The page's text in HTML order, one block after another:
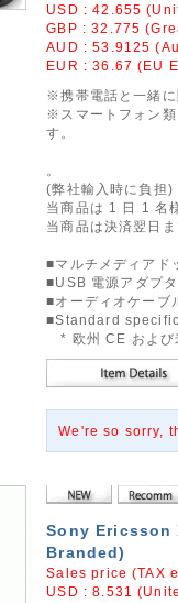
USD : 42.655
GBP : 32.775
AUD : 53.9125
EUR : 36.67 (EU
※携帯電話と一緒に
※スマートフォン類
す。
。
(弊社輸入時に負担)
当商品は 1 日 1 名
当商品は決済翌日
■マルチメディアド
■USB 電源アダプタ
■オーディオケーブ
■Standard
* 欧州 CE および
We're so sorry,
Sony Ericsson
Branded)
Sales price (TAX
USD : 8.531